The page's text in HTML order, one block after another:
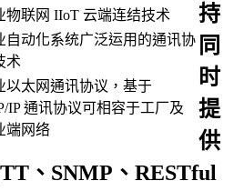
物联网 IIoT 云端连结技术
自动化系统广泛运用的通讯协
术
以太网通讯协议，基于
IP 通讯协议可相容于工厂及
端网络
持
同
时
提
供
、SNMP、RESTful